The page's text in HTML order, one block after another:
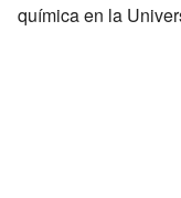
química en la